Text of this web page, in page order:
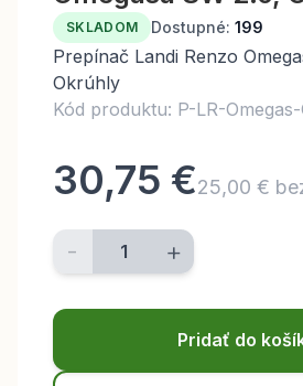
SKLADOM Dostupné: 199
Prepínač Landi Renzo
Okrúhly
Kód produktu: P-LR-Omegas-
30,75 €25,00 €
- +
Pridať do